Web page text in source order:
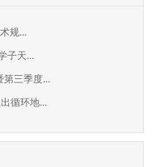
规...
子天...
第三季度...
循环地...